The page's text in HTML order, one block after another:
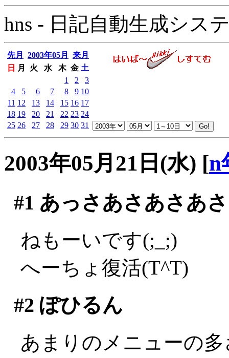
hns - 日記自動生成シス
先月 2003年05月
来月
日
月 火 水 木 金 土
1
2
3
4
5 6 7 8 9 10
11 12 13 14 15 16 17
18 19 20 21 22 23 24
25 26 27 28 29 30 31
2003年05月21日(水) [n
#1 あっさあさあさあ
ねもーいです(;_;)
へーちょ復活(T^T)
#2 ぽひるん
あまりのメニューの